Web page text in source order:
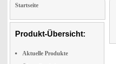
Startseite
Produkt-Übersicht:
Aktuelle Produkte